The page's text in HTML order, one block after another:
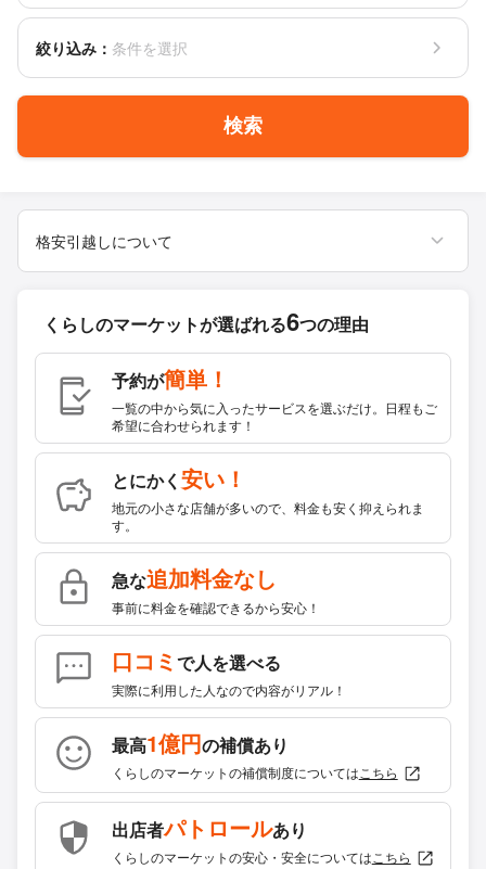
絞り込み： 条件を選択
検索
格安引越しについて
くらしのマーケットが選ばれる6つの理由
予約が簡単！
一覧の中から気に入ったサービスを選ぶだけ。日程もご
希望に合わせられます！
とにかく 安い！
地元の小さな店舗が多いので、料金も安く抑えられま
す。
急な追加料金なし
事前に料金を確認できるから安心！
口コミで人を選べる
実際に利用した人なので内容がリアル！
最高1億円の補償あり
くらしのマーケットの補償制度については こちら
出店者パトロールあり
くらしのマーケットの安心・安全については こちら